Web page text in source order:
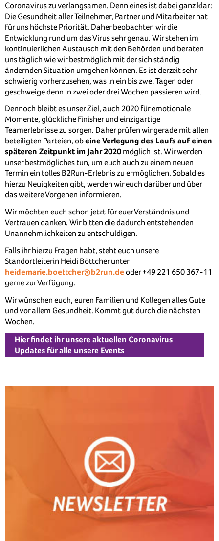
Coronavirus zu verlangsamen. Denn eines ist dabei ganz klar:
Die Gesundheit aller Teilnehmer, Partner und Mitarbeiter hat
für uns höchste Priorität. Daher beobachten wir die
Entwicklung rund um das Virus sehr genau. Wir stehen im
kontinuierlichen Austausch mit den Behörden und beraten
uns täglich wie wir bestmöglich mit der sich ständig
ändernden Situation umgehen können. Es ist derzeit sehr
schwierig vorherzusehen, was in ein bis zwei Tagen oder
geschweige denn in zwei oder drei Wochen passieren wird.
Dennoch bleibt es unser Ziel, auch 2020 für emotionale
Momente, glückliche Finisher und einzigartige
Teamerlebnisse zu sorgen. Daher prüfen wir gerade mit allen
beteiligten Parteien, obeine Verlegung des Laufs auf einen
späteren Zeitpunkt im Jahr 2020 möglich ist. Wir werden
unser bestmögliches tun, um euch auch zu einem neuen
Termin ein tolles B2Run-Erlebnis zu ermöglichen. Sobald es
hierzu Neuigkeiten gibt, werden wir euch darüber und über
das weitere Vorgehen informieren.
Wir möchten euch schon jetzt für euer Verständnis und
Vertrauen danken. Wir bitten die dadurch entstehenden
Unannehmlichkeiten zu entschuldigen.
Falls ihr hierzu Fragen habt, steht euch unsere
Standortleiterin Heidi Böttcher unter
heidemarie.boettcher@b2run.deoder +49 221 650 367-11
gerne zur Verfügung.
Wir wünschen euch, euren Familien und Kollegen alles Gute
und vor allem Gesundheit. Kommt gut durch die nächsten
Wochen.
Hier findet ihr unsere aktuellen Coronavirus
Updates für alle unsere Events